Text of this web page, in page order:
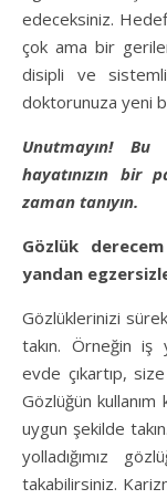
edeceksiniz.
çok ama bir
disipli ve
doktorunuza yeni
Unutmayın!
hayatınızın bir
zaman tanıyın.
Gözlük
yandan
Gözlüklerinizi
takın. Örneğin iş
evde çıkartıp,
Gözlüğün kullanım
uygun şekilde
yolladığımız
takabilirsiniz.